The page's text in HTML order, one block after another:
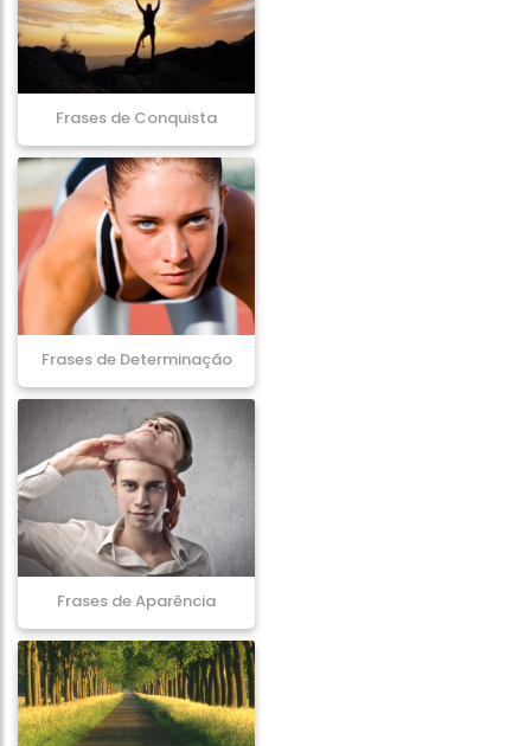
Frases de Conquista
Frases de Determinação
Frases de Aparência